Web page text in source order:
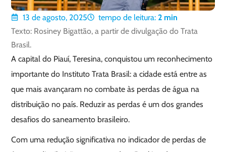
13 de agosto, 2025 tempo de leitura: 2 min
Texto: Rosiney Bigattão, a partir de divulgação do Trata
Brasil.
A capital do Piauí, Teresina, conquistou um reconhecimento
importante do Instituto Trata Brasil: a cidade está entre as
que mais avançaram no combate às perdas de água na
distribuição no país. Reduzir as perdas é um dos grandes
desafios do saneamento brasileiro.
Com uma redução significativa no indicador de perdas de